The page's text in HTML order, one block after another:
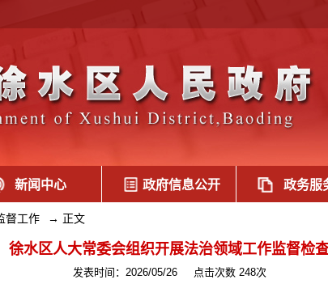
新闻中心 政府信息公开 政务服
督工作 → 正文
徐水区人大常委会组织开展法治领域工作监督检
发表时间：2026/05/26 点击次数 248次